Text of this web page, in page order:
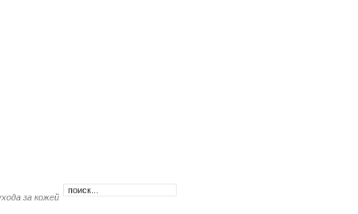
за кожей